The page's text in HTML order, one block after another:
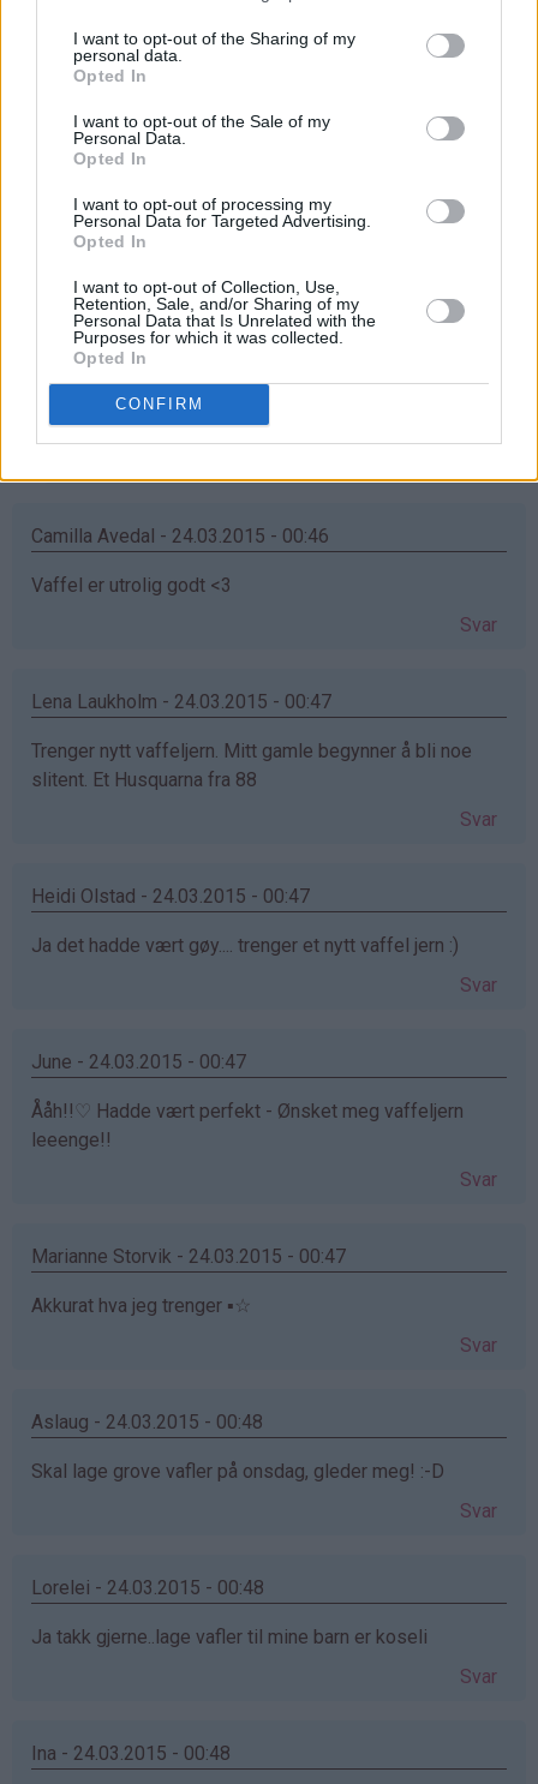
I want to opt-out of the Sharing of my
personal data.
Opted In
I want to opt-out of the Sale of my
Personal Data.
Opted In
I want to opt-out of processing my
Personal Data for Targeted Advertising.
Opted In
I want to opt-out of Collection, Use,
Retention, Sale, and/or Sharing of my
Personal Data that Is Unrelated with the
Purposes for which it was collected.
Opted In
CONFIRM
mia - 24.03.2015 - 00:46
Ønsker at min kjære venninne Nadia skal vinne! Hun er ei
helt fantastisk venninne og alene mamma til sin nydelige
datter på 7år! Hun stiller alltid opp, uansett, hun jobber
og står virkelig på for datteren sin, hun fortjener virkelig
å vinne❤
Nadia - 24.03.2015 - 01:03
Som
svar
på
av
mia
bekreftet)
Ååå verdens beste vennine, blir helt rørt! ❤️ Isåfall
skal dette vaffelhjernet deles med deg og de fine
barna våres ❤️❤️
Camilla Avedal - 24.03.2015 - 00:46
Vaffel er utrolig godt <3
Svar
Lena Laukholm - 24.03.2015 - 00:47
Trenger nytt vaffeljern. Mitt gamle begynner å bli noe
slitent. Et Husquarna fra 88
Svar
Heidi Olstad - 24.03.2015 - 00:47
Ja det hadde vært gøy.... trenger et nytt vaffel jern :)
Svar
June - 24.03.2015 - 00:47
Ååh!!♡ Hadde vært perfekt - Ønsket meg vaffeljern
leeenge!!
Svar
Marianne Storvik - 24.03.2015 - 00:47
Akkurat hva jeg trenger ▪☆
Svar
Aslaug - 24.03.2015 - 00:48
Skal lage grove vafler på onsdag, gleder meg! :-D
Svar
Lorelei - 24.03.2015 - 00:48
Ja takk gjerne..lage vafler til mine barn er koseli
Svar
Ina - 24.03.2015 - 00:48